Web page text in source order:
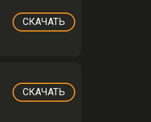
СКАЧАТЬ
СКАЧАТЬ